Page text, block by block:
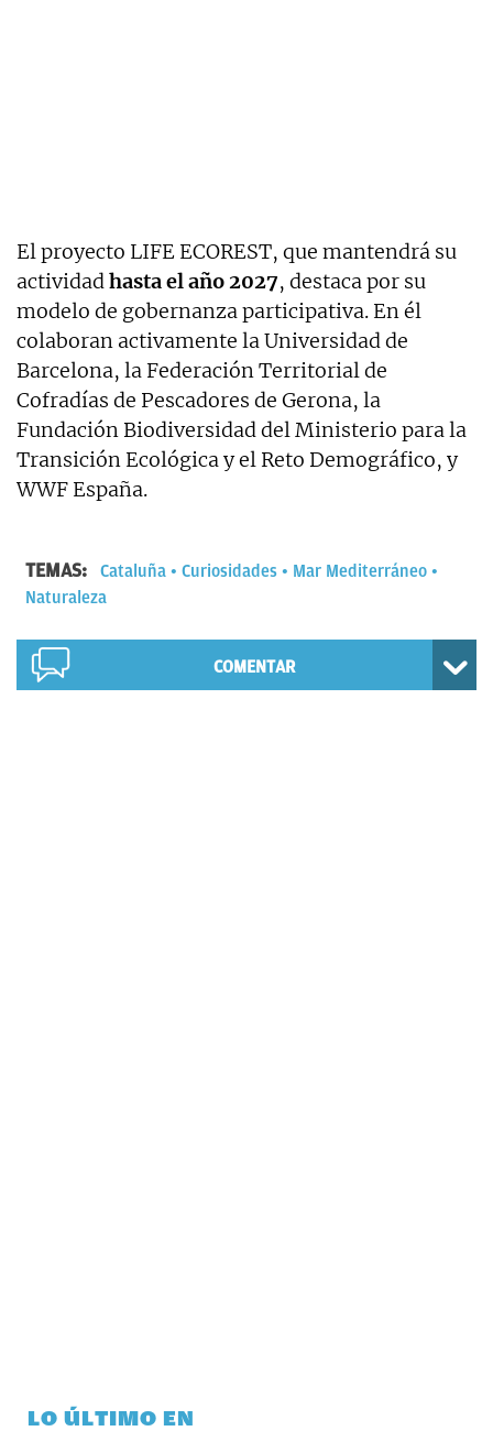
El proyecto LIFE ECOREST, que mantendrá su
actividadhasta el año 2027, destaca por su
modelo de gobernanza participativa. En él
colaboran activamente la Universidad de
Barcelona, ​​la Federación Territorial de
Cofradías de Pescadores de Gerona, la
Fundación Biodiversidad del Ministerio para la
Transición Ecológica y el Reto Demográfico, y
WWF España.
TEMAS: Cataluña Curiosidades
Mar Mediterráneo
Naturaleza
COMENTAR
LO ÚLTIMO EN